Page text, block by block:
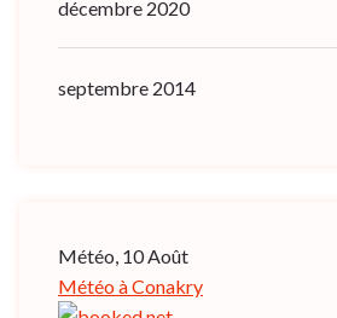
décembre 2020
septembre 2014
Météo, 10 Août
Météo à Conakry